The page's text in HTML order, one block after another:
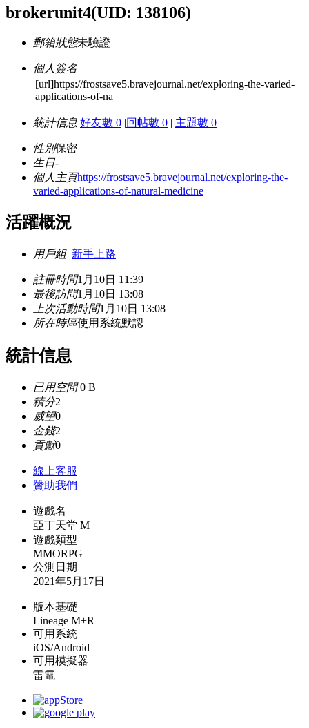
brokerunit4(UID: 138106)
郵箱狀態未驗證
個人簽名
[url]https://frostsave5.bravejournal.net/exploring-the-varied-
applications-of-na
統計信息 好友數 0 |回帖數 0 | 主題數 0
性別保密
生日-
個人主頁https://frostsave5.bravejournal.net/exploring-the-
varied-applications-of-natural-medicine
活躍概況
用戶組 新手上路
註冊時間1月10日 11:39
最後訪問1月10日 13:08
上次活動時間1月10日 13:08
所在時區使用系統默認
統計信息
已用空間0 B
積分2
威望0
金錢2
貢獻0
線上客服
贊助我們
遊戲名
亞丁天堂 M
遊戲類型
MMORPG
公測日期
2021年5月17日
版本基礎
Lineage M+R
可用系統
iOS/Android
可用模擬器
雷電